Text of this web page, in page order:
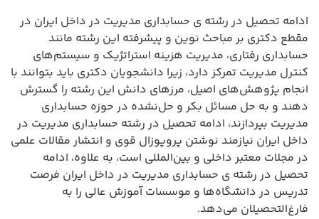
ادامه تحصیل در رشته ی حسابداری مدیریت در داخل ایران در
مقطع دکتری بر مباحث نوین و پیشرفته این رشته مانند
حسابداری رفتاری، مدیریت هزینه استراتژیک و سیستم‌های
کنترل مدیریت تمرکز دارد، زیرا دانشجویان دکتری باید بتوانند با
انجام پژوهش‌های اصیل، مرزهای دانش این رشته را گسترش
دهند و به حل مسائل بکر و حل‌نشده در حوزه حسابداری
مدیریت بپردازند، ادامه تحصیل در رشته حسابداری مدیریت در
داخل ایران نیازمند نوشتن پروپوزال قوی و انتشار مقالات علمی
در مجلات معتبر داخلی و بین‌المللی است، به علاوه، ادامه
تحصیل در رشته ی حسابداری مدیریت در داخل ایران فرصت
تدریس در دانشگاه‌ها و موسسات آموزش عالی را به
فارغ‌التحصیلان می‌دهد.